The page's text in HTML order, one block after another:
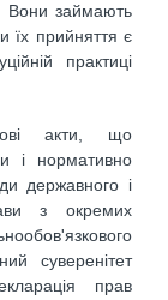
Вони займають
їх прийняття є
практиці
акти, що
і нормативно
державного і
з окремих
суверенітет
прав